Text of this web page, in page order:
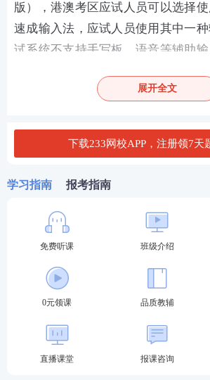
版），港澳考区应试人员可以选择
速成输入法，应试人员使用其中一
试系统不支持手写板、语音等辅助输
应试人员因身体、年龄等原因使用计
报名参加主观题考试
示，应试人员在答题纸上作答。
人员在答题纸上作答。
云南法考主观题考试：机考为主，报
主观题考试为一卷，包括案例分析题
论述题等题型，分值为180分。法考
科目为：
展开全文
下载233网校APP，注册领7天
学习指南 报考指南
免费听课 班级介绍
0元领课 品质教辅
直播课堂 报课咨询